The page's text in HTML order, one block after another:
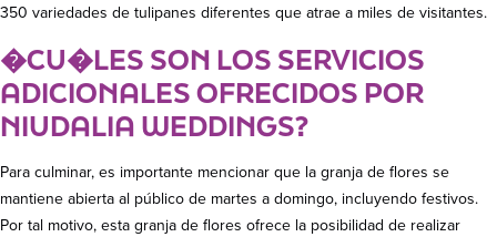
350 variedades de tulipanes diferentes que atrae a miles de visitantes.
�CU�LES SON LOS SERVICIOS
ADICIONALES OFRECIDOS POR
NIUDALIA WEDDINGS?
Para culminar, es importante mencionar que la granja de flores se
mantiene abierta al público de martes a domingo, incluyendo festivos.
Por tal motivo, esta granja de flores ofrece la posibilidad de realizar